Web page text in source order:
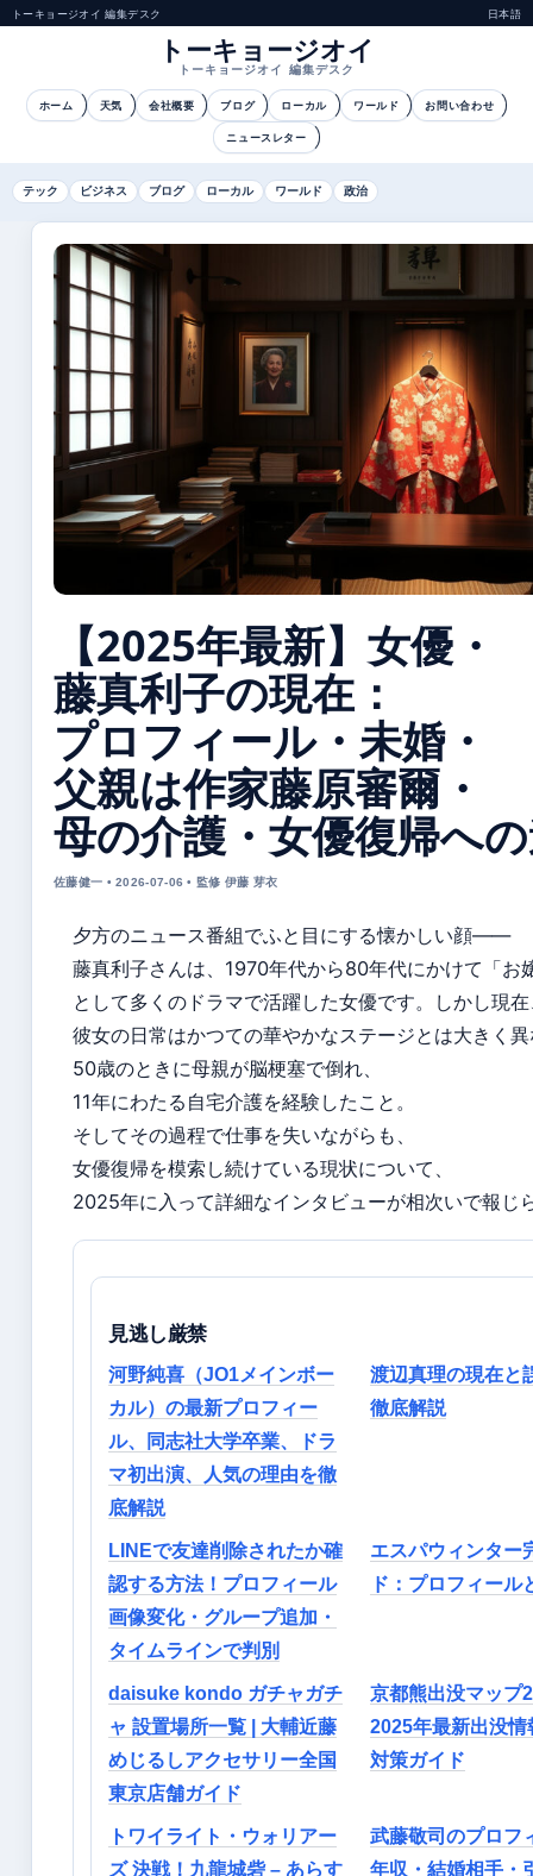
トーキョージオイ 編集デスク 日本語
トーキョージオイ
トーキョージオイ 編集デスク
ホーム 天気 会社概要 ブログ ローカル ワールド お問い合わせ
ニュースレター
テック ビジネス ブログ ローカル ワールド 政治
【2025年最新】女優・
藤真利子の現在：
プロフィール・未婚・
父親は作家藤原審爾・
母の介護・女優復帰へ
佐藤健一 • 2026-07-06 • 監修 伊藤 芽衣
夕方のニュース番組でふと目にする懐かしい顔——
藤真利子さんは、1970年代から80年代にかけて「お
として多くのドラマで活躍した女優です。しかし現
彼女の日常はかつての華やかなステージとは大きく
50歳のときに母親が脳梗塞で倒れ、
11年にわたる自宅介護を経験したこと。
そしてその過程で仕事を失いながらも、
女優復帰を模索し続けている現状について、
2025年に入って詳細なインタビューが相次いで報じ
見逃し厳禁
河野純喜（JO1メインボー
カル）の最新プロフィー
ル、同志社大学卒業、ドラ
マ初出演、人気の理由を徹
底解説
渡辺真理の現在と
徹底解説
LINEで友達削除されたか確
認する方法！プロフィール
画像変化・グループ追加・
タイムラインで判別
エスパウィンター
ド：プロフィール
daisuke kondo ガチャガチ
ャ 設置場所一覧 | 大輔近藤
めじるしアクセサリー全国
東京店舗ガイド
京都熊出没マップ
2025年最新出没情
対策ガイド
トワイライト・ウォリアー
ズ 決戦！九龍城砦 – あらす
武藤敬司のプロフ
年収・結婚相手・